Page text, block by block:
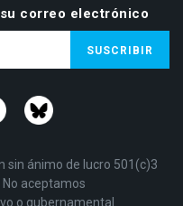
correo electrónico
sin ánimo de lucro 501(c)3
aceptamos
o gubernamental.